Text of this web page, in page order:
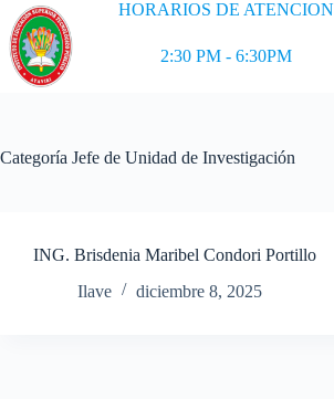
HORARIOS DE ATENCION
2:30 PM - 6:30PM
Categoría Jefe de Unidad de Investigación
ING. Brisdenia Maribel Condori Portillo
Ilave
diciembre 8, 2025